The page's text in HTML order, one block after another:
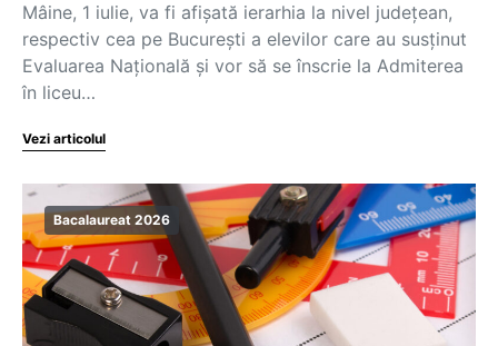
Mâine, 1 iulie, va fi afișată ierarhia la nivel județean,
respectiv cea pe București a elevilor care au susținut
Evaluarea Națională și vor să se înscrie la Admiterea
în liceu…
Vezi articolul
Bacalaureat 2026